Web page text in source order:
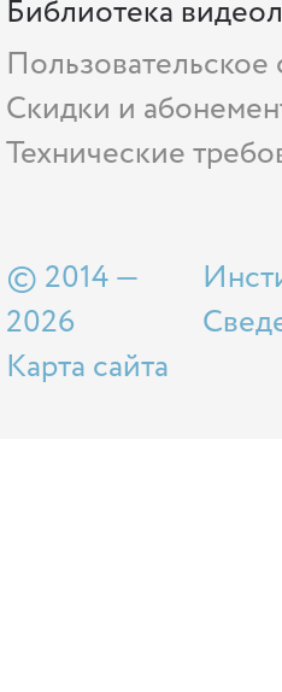
Библиотека
Пользовательское
Скидки и
Технические
© 2014 —
2026
Карта сайта